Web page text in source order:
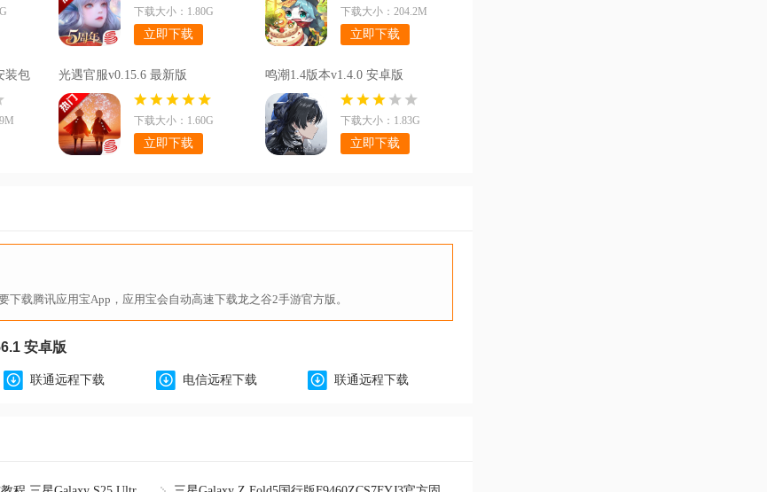
下载大小：1.80G
立即下载
下载大小：204.2M
立即下载
装包
新版
光遇官服v0.15.6 最新版
下载大小：1.60G
立即下载
鸣潮1.4版本v1.4.0 安卓版
下载大小：1.83G
立即下载
下载腾讯应用宝App，应用宝会自动高速下载龙之谷2手游官方版。
安卓版
联通远程下载 电信远程下载 联通远程下载